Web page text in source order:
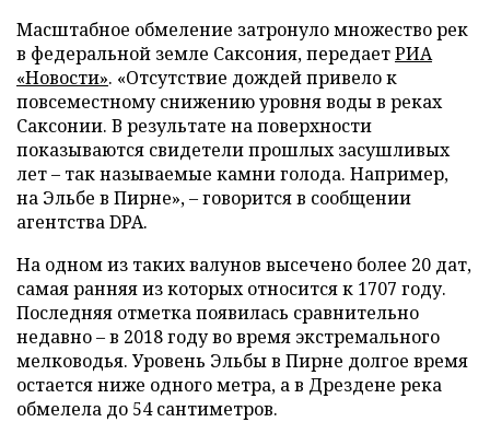
Масштабное обмеление затронуло множество рек
в федеральной земле Саксония, передаетРИА
«Новости». «Отсутствие дождей привело к
повсеместному снижению уровня воды в реках
Саксонии. В результате на поверхности
показываются свидетели прошлых засушливых
лет – так называемые камни голода. Например,
на Эльбе в Пирне», – говорится в сообщении
агентства DPA.
На одном из таких валунов высечено более 20 дат,
самая ранняя из которых относится к 1707 году.
Последняя отметка появилась сравнительно
недавно – в 2018 году во время экстремального
мелководья. Уровень Эльбы в Пирне долгое время
остается ниже одного метра, а в Дрездене река
обмелела до 54 сантиметров.